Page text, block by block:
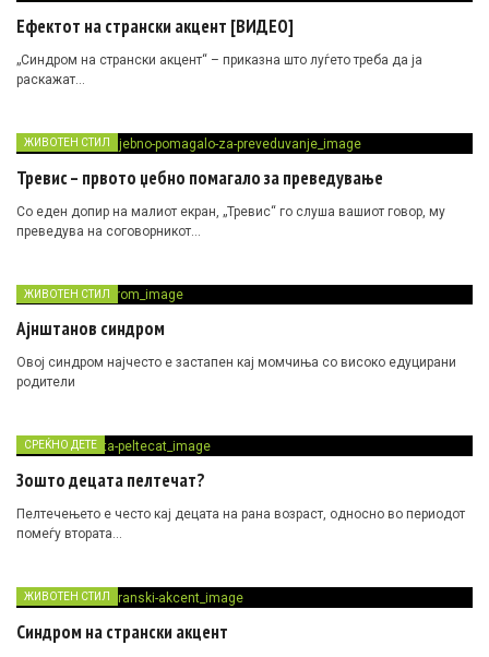
Ефектот на странски акцент [ВИДЕО]
„Синдром на странски акцент“ – приказна што луѓето треба да ја
раскажат…
ЖИВОТЕН СТИЛ
Тревис – првото џебно помагало за преведување
Со еден допир на малиот екран, „Тревис“ го слуша вашиот говор, му
преведува на соговорникот…
ЖИВОТЕН СТИЛ
Ајнштанов синдром
Овој синдром најчесто е застапен кај момчиња со високо едуцирани
родители
СРЕЌНО ДЕТЕ
Зошто децата пелтечат?
Пелтечењето е често кај децата на рана возраст, односно во периодот
помеѓу втората…
ЖИВОТЕН СТИЛ
Синдром на странски акцент